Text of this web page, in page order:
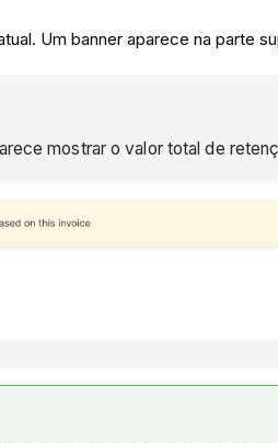
Um banner aparece na parte
mostrar o valor total de